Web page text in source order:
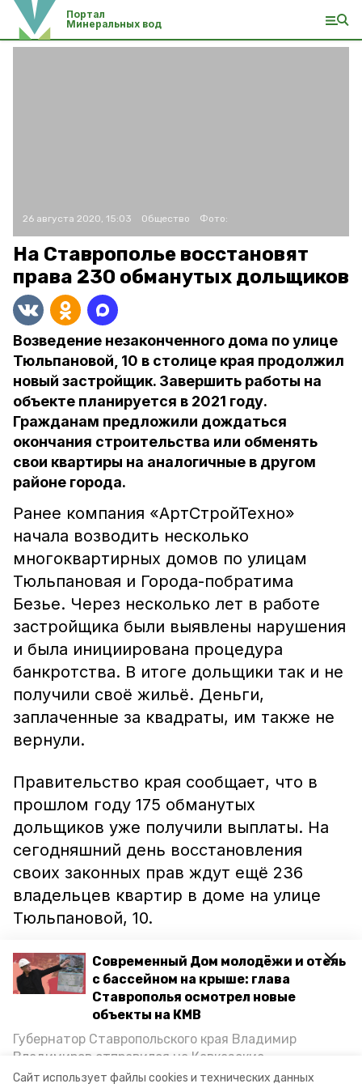
Сайт использует файлы cookies и технических данных
Современный Дом молодёжи и отель
с бассейном на крыше: глава
Ставрополья осмотрел новые
объекты на КМВ
Губернатор Ставропольского края Владимир
Владимиров отправился на Кавказские
Минеральные Воды, чтобы проинспектировать
Портал
Минеральных вод
26 августа 2020, 15:03 Общество Фото:
На Ставрополье восстановят
права 230 обманутых дольщиков
Возведение незаконченного дома по улице
Тюльпановой, 10 в столице края продолжил
новый застройщик. Завершить работы на
объекте планируется в 2021 году.
Гражданам предложили дождаться
окончания строительства или обменять
свои квартиры на аналогичные в другом
районе города.
Ранее компания «АртСтройТехно»
начала возводить несколько
многоквартирных домов по улицам
Тюльпановая и Города-побратима
Безье. Через несколько лет в работе
застройщика были выявлены нарушения
и была инициирована процедура
банкротства. В итоге дольщики так и не
получили своё жильё. Деньги,
заплаченные за квадраты, им также не
вернули.
Правительство края сообщает, что в
прошлом году 175 обманутых
дольщиков уже получили выплаты. На
сегодняшний день восстановления
своих законных прав ждут ещё 236
владельцев квартир в доме на улице
Тюльпановой, 10.
Из них 43 человека уже заключили
договоры на обмен квартир с новой
компанией-застройщиком, ещё 90
сейчас оформляют необходимые для
этого документы. Остальные решили
дождаться завершения строительных